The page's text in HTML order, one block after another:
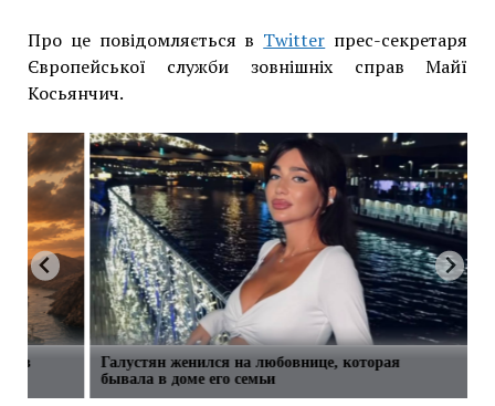
Про це повідомляється в Twitter прес-секретаря
Європейської служби зовнішніх справ Майї
Косьянчич.
в
Галустян женился на любовнице, которая
бывала в доме его семьи